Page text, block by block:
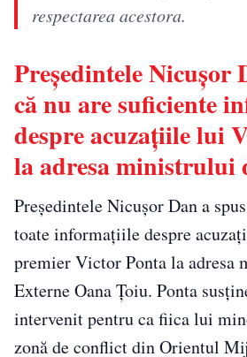
respectarea acestora.
Președintele Nicuşor
că nu are suficiente
despre acuzațiile lui
la adresa ministrului
Președintele Nicuşor Dan a
toate informațiile despre
premier Victor Ponta la adresa
Externe Oana Ţoiu. Ponta
intervenit pentru ca fiica lui
zonă de conflict din Orientul